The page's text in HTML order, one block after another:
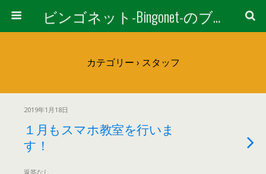
ビンゴネット-Bingonet-のブログ
カテゴリー › スタッフ
2019年1月18日
１月もスマホ教室を行いま
す！
返答なし